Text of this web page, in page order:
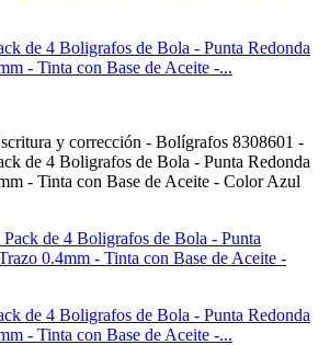
de 4 Boligrafos de Bola - Punta Redonda
- Tinta con Base de Aceite -...
y corrección - Bolígrafos 8308601 -
de 4 Boligrafos de Bola - Punta Redonda
- Tinta con Base de Aceite - Color Azul
de 4 Boligrafos de Bola - Punta Redonda
- Tinta con Base de Aceite -...